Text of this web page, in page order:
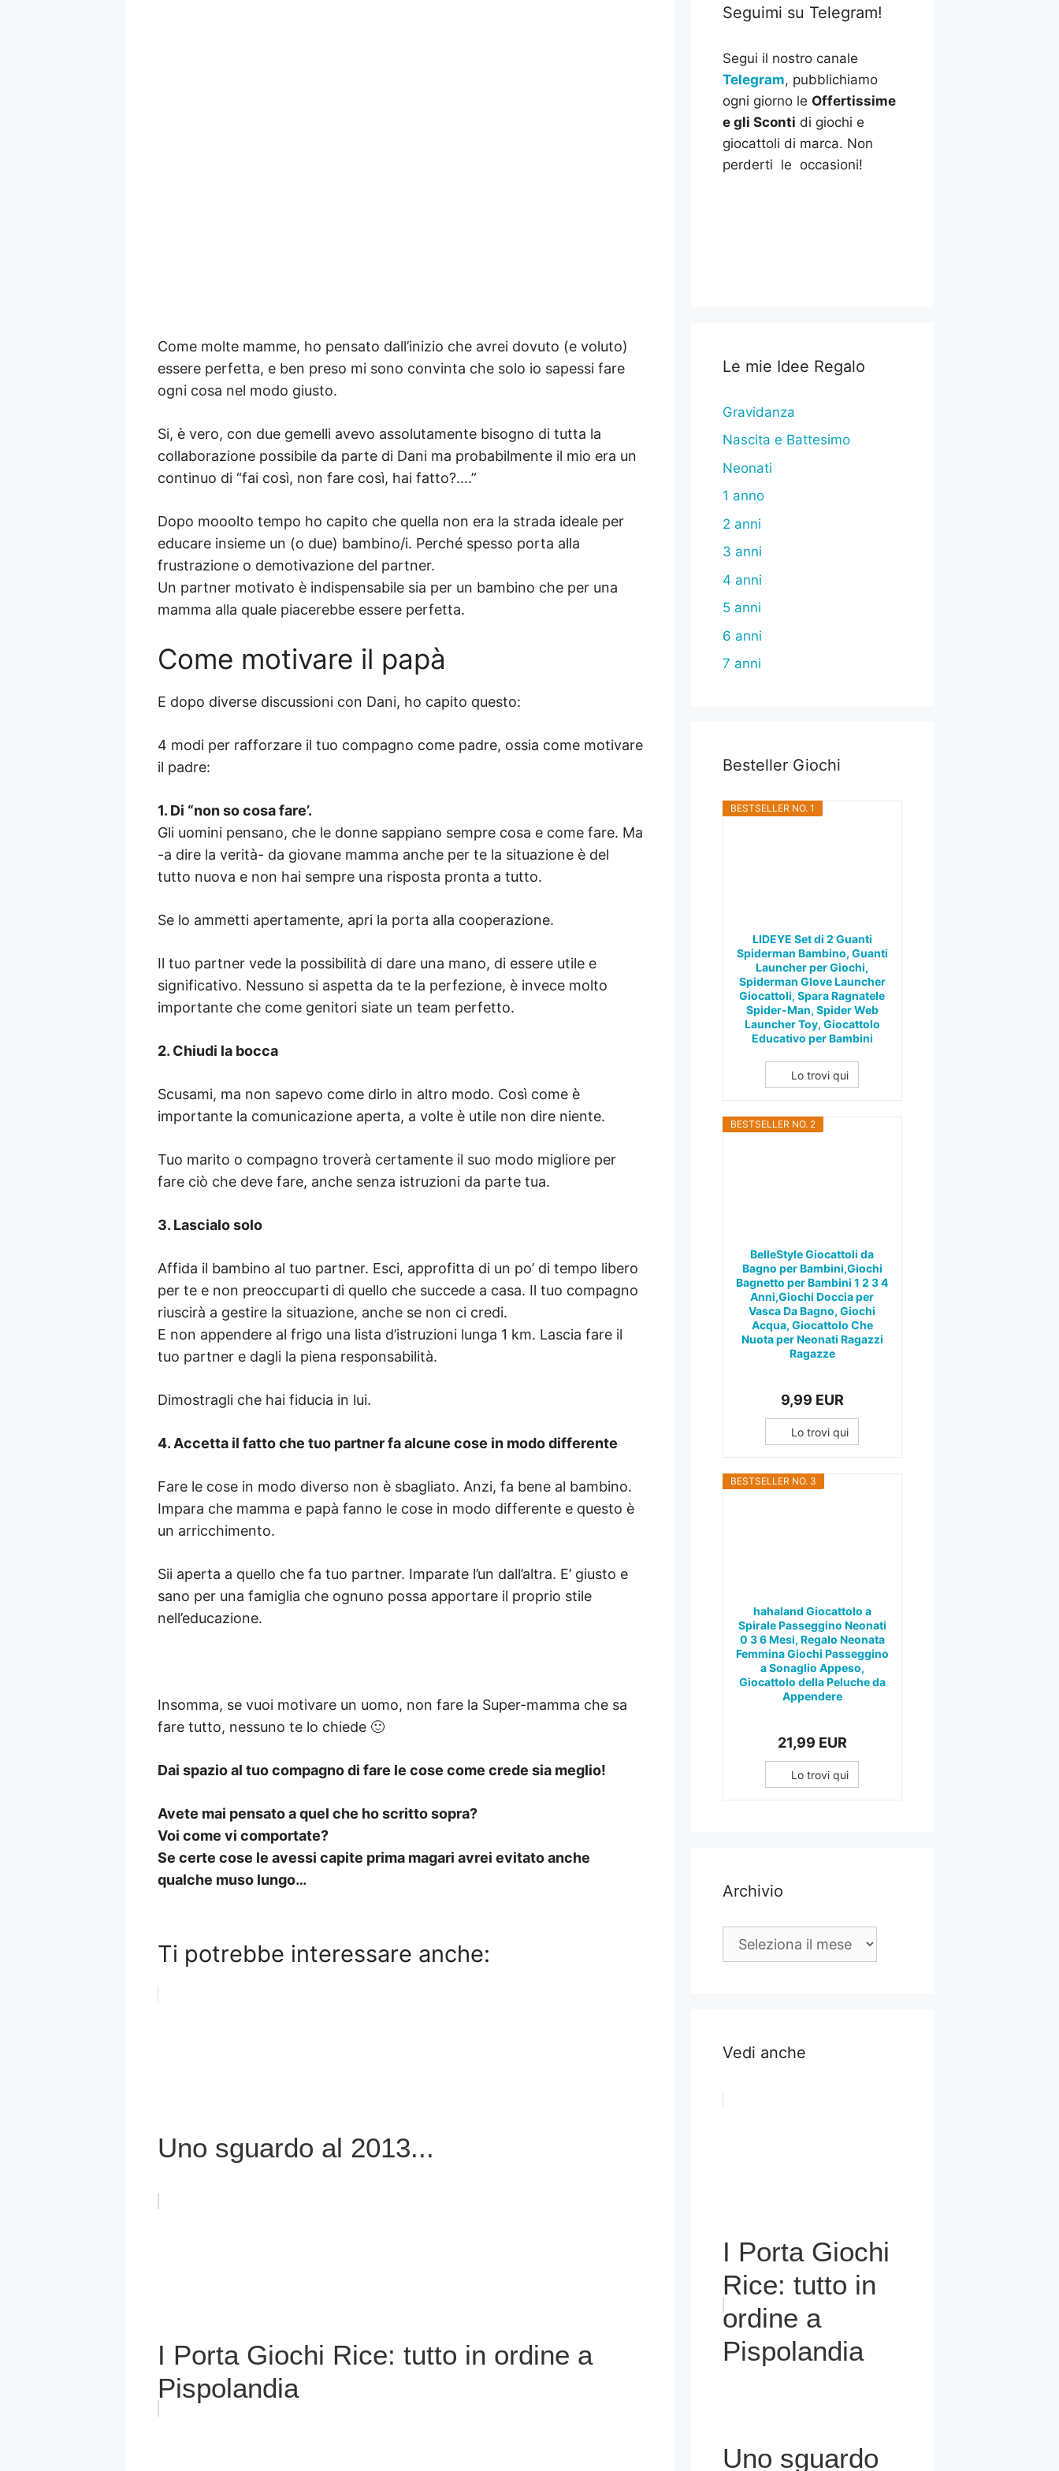
Come molte mamme, ho pensato dall’inizio che avrei dovuto (e voluto)
essere perfetta, e ben preso mi sono convinta che solo io sapessi fare
ogni cosa nel modo giusto.
Si, è vero, con due gemelli avevo assolutamente bisogno di tutta la
collaborazione possibile da parte di Dani ma probabilmente il mio era un
continuo di “fai così, non fare così, hai fatto?….”
Dopo mooolto tempo ho capito che quella non era la strada ideale per
educare insieme un (o due) bambino/i. Perché spesso porta alla
frustrazione o demotivazione del partner.
Un partner motivato è indispensabile sia per un bambino che per una
mamma alla quale piacerebbe essere perfetta.
Come motivare il papà
E dopo diverse discussioni con Dani, ho capito questo:
4 modi per rafforzare il tuo compagno come padre, ossia come motivare
il padre:
1. Di “non so cosa fare’.
Gli uomini pensano, che le donne sappiano sempre cosa e come fare. Ma
-a dire la verità- da giovane mamma anche per te la situazione è del
tutto nuova e non hai sempre una risposta pronta a tutto.
Se lo ammetti apertamente, apri la porta alla cooperazione.
Il tuo partner vede la possibilità di dare una mano, di essere utile e
significativo. Nessuno si aspetta da te la perfezione, è invece molto
importante che come genitori siate un team perfetto.
2. Chiudi la bocca
Scusami, ma non sapevo come dirlo in altro modo. Così come è
importante la comunicazione aperta, a volte è utile non dire niente.
Tuo marito o compagno troverà certamente il suo modo migliore per
fare ciò che deve fare, anche senza istruzioni da parte tua.
3. Lascialo solo
Affida il bambino al tuo partner. Esci, approfitta di un po’ di tempo libero
per te e non preoccuparti di quello che succede a casa. Il tuo compagno
riuscirà a gestire la situazione, anche se non ci credi.
E non appendere al frigo una lista d’istruzioni lunga 1 km. Lascia fare il
tuo partner e dagli la piena responsabilità.
Dimostragli che hai fiducia in lui.
4. Accetta il fatto che tuo partner fa alcune cose in modo differente
Fare le cose in modo diverso non è sbagliato. Anzi, fa bene al bambino.
Impara che mamma e papà fanno le cose in modo differente e questo è
un arricchimento.
Sii aperta a quello che fa tuo partner. Imparate l’un dall’altra. E’ giusto e
sano per una famiglia che ognuno possa apportare il proprio stile
nell’educazione.
Insomma, se vuoi motivare un uomo, non fare la Super-mamma che sa
fare tutto, nessuno te lo chiede 🙂
Dai spazio al tuo compagno di fare le cose come crede sia meglio!
Avete mai pensato a quel che ho scritto sopra?
Voi come vi comportate?
Se certe cose le avessi capite prima magari avrei evitato anche
qualche muso lungo…
Ti potrebbe interessare anche:
Uno sguardo al 2013...
I Porta Giochi Rice: tutto in ordine a
Pispolandia
Seguimi su Telegram!
Segui il nostro canale
Telegram, pubblichiamo
ogni giorno le Offertissime
e gli Sconti di giochi e
giocattoli di marca. Non
perderti le occasioni!
Le mie Idee Regalo
Gravidanza
Nascita e Battesimo
Neonati
1 anno
2 anni
3 anni
4 anni
5 anni
6 anni
7 anni
Besteller Giochi
BESTSELLER NO. 1
LIDEYE Set di 2 Guanti
Spiderman Bambino, Guanti
Launcher per Giochi,
Spiderman Glove Launcher
Giocattoli, Spara Ragnatele
Spider-Man, Spider Web
Launcher Toy, Giocattolo
Educativo per Bambini
Lo trovi qui
BESTSELLER NO. 2
BelleStyle Giocattoli da
Bagno per Bambini,Giochi
Bagnetto per Bambini 1 2 3 4
Anni,Giochi Doccia per
Vasca Da Bagno, Giochi
Acqua, Giocattolo Che
Nuota per Neonati Ragazzi
Ragazze
9,99 EUR
Lo trovi qui
BESTSELLER NO. 3
hahaland Giocattolo a
Spirale Passeggino Neonati
0 3 6 Mesi, Regalo Neonata
Femmina Giochi Passeggino
a Sonaglio Appeso,
Giocattolo della Peluche da
Appendere
21,99 EUR
Lo trovi qui
Archivio
Archivio
Vedi anche
I Porta Giochi
Rice: tutto in
ordine a
Pispolandia
Uno sguardo